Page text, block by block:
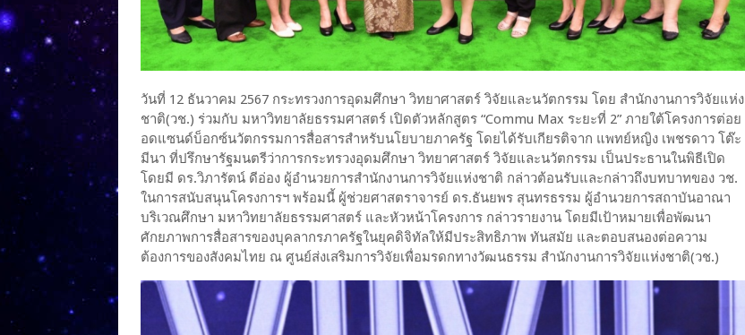
วันที่ 12 ธันวาคม 2567 กระทรวงการอุดมศึกษา วิทยาศาสตร์ วิจัยและนวัตกรรม โดย สำนักงานการวิจัยแห่ง
ชาติ(วช.) ร่วมกับ มหาวิทยาลัยธรรมศาสตร์ เปิดตัวหลักสูตร “Commu Max ระยะที่ 2” ภายใต้โครงการต่อย
อดแซนด์บ็อกซ์นวัตกรรมการสื่อสารสำหรับนโยบายภาครัฐ โดยได้รับเกียรติจาก แพทย์หญิง เพชรดาว โต๊ะ
มีนา ที่ปรึกษารัฐมนตรีว่าการกระทรวงอุดมศึกษา วิทยาศาสตร์ วิจัยและนวัตกรรม เป็นประธานในพิธีเปิด
โดยมี ดร.วิภารัตน์ ดีอ่อง ผู้อำนวยการสำนักงานการวิจัยแห่งชาติ กล่าวต้อนรับและกล่าวถึงบทบาทของ วช.
ในการสนับสนุนโครงการฯ พร้อมนี้ ผู้ช่วยศาสตราจารย์ ดร.ธันยพร สุนทรธรรม ผู้อำนวยการสถาบันอาณา
บริเวณศึกษา มหาวิทยาลัยธรรมศาสตร์ และหัวหน้าโครงการ กล่าวรายงาน โดยมีเป้าหมายเพื่อพัฒนา
ศักยภาพการสื่อสารของบุคลากรภาครัฐในยุคดิจิทัลให้มีประสิทธิภาพ ทันสมัย และตอบสนองต่อความ
ต้องการของสังคมไทย ณ ศูนย์ส่งเสริมการวิจัยเพื่อมรดกทางวัฒนธรรม สำนักงานการวิจัยแห่งชาติ(วช.)